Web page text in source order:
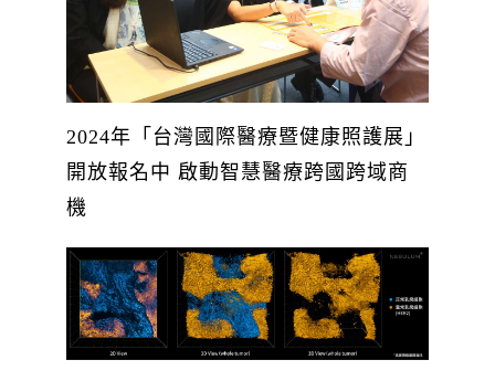
2024年「台灣國際醫療暨健康照護展」
開放報名中 啟動智慧醫療跨國跨域商
機